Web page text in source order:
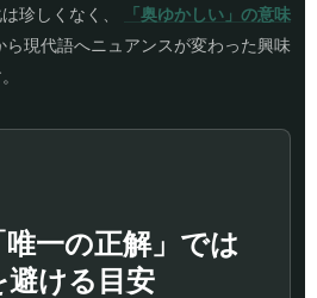
珍しくなく、
「奥ゆかしい」の意味
ら現代語へニュアンスが変わった興味
一の正解」では
避ける目安